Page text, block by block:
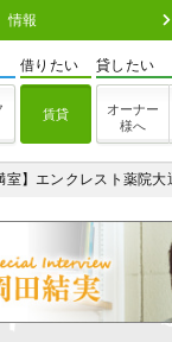
情報
借りたい
賃貸
貸したい
オーナー
様へ
室】エンクレスト薬院大